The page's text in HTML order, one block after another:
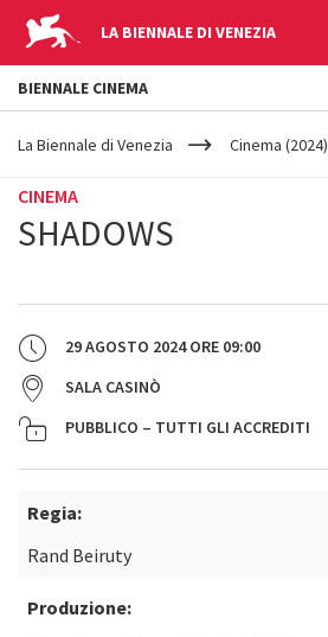
LA BIENNALE DI VENEZIA
YOUR
ARE
La Biennale di Venezia Cinema (2024)
CINEMA
SHADOWS
29 AGOSTO 2024ORE 09:00
SALA CASINÒ
PUBBLICO – TUTTI GLI ACCREDITI
Regia:
Rand Beiruty
Produzione:
BIENNALE CINEMA